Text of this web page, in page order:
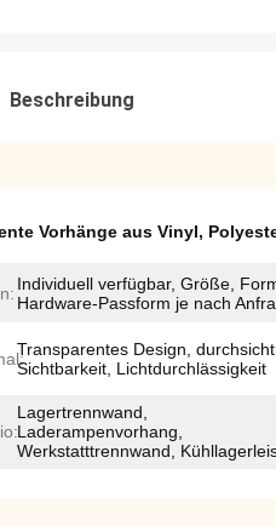
Beschreibung
Vorhänge aus Vinyl,
Individuell verfügbar, Größe,
Hardware-Passform je nach
Transparentes Design,
Sichtbarkeit, Lichtdurchlässigkeit
Lagertrennwand,
Laderampenvorhang,
Werkstatttrennwand,